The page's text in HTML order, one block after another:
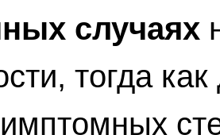
случаях
тогда